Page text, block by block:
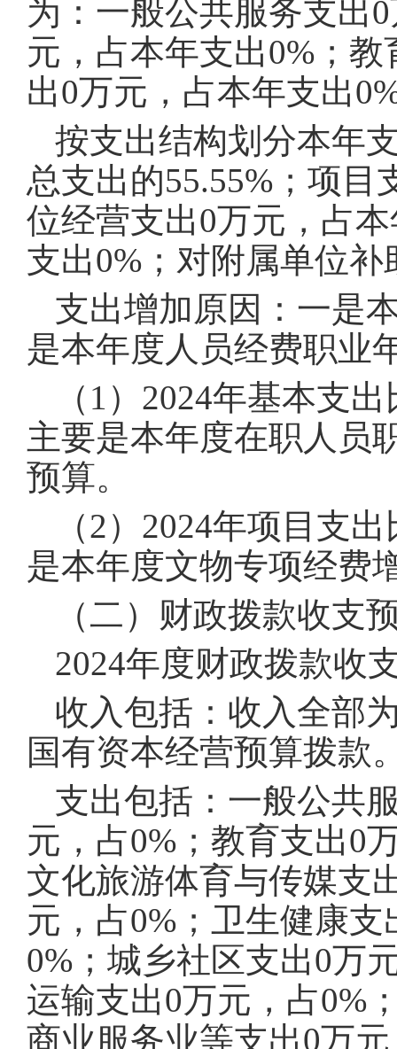
为：一般公共服务支出
元，占本年支出0%；
出0万元，占本年支出
按支出结构划分本年
总支出的55.55%；项目
位经营支出0万元，占
支出0%；对附属单位
支出增加原因：一是
是本年度人员经费职业
（1）2024年基本支
主要是本年度在职人员
预算。
（2）2024年项目支
是本年度文物专项经费
（二）财政拨款收支
2024年度财政拨款收
收入包括：收入全部
国有资本经营预算拨款
支出包括：一般公共
元，占0%；教育支出0
文化旅游体育与传媒支
元，占0%；卫生健康
0%；城乡社区支出0万
运输支出0万元，占0%
商业服务业等支出0万